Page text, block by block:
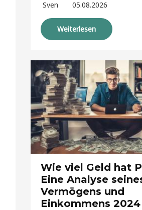
Sven 05.08.2026
Weiterlesen
Wie viel Geld hat
Eine Analyse
Vermögens und
Einkommens 2024